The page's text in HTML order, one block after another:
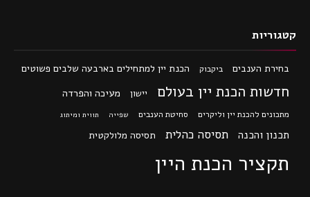
קטגוריות
בחירת הענבים ביקבוק הכנת יין למתחילים בארבעה שלבים פשוטים
חדשות הכנת יין בעולם יישון מעיכה והפרדה
מתכונים להכנת יין וליקרים סחיטת הענבים שפייה תווית ומיתוג
תכנון והכנה תסיסה כהלית תסיסה מלולקטית
תקציר הכנת היין